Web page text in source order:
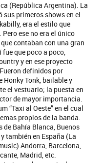
(República Argentina). La
primeros shows en el
era el estilo que
ese no era el único
contaban con una gran
que poco a poco,
y en ese proyecto
definidos por
Honky Tonk, bailable y
el vestuario; la puesta en
de mayor importancia.
“Taxi al Oeste” en el cual
propios de la banda.
de Bahía Blanca, Buenos
también en España (La
Andorra, Barcelona,
Madrid, etc.